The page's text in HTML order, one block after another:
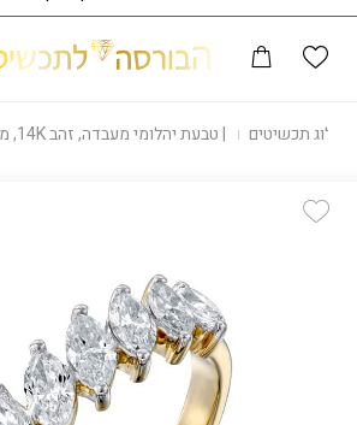
קטלוג תכשיטים |טבעת יהלומי מעבדה, זהב 14K, משובצת 1.00 קראט יהלומים, דגם RDL7MQ100